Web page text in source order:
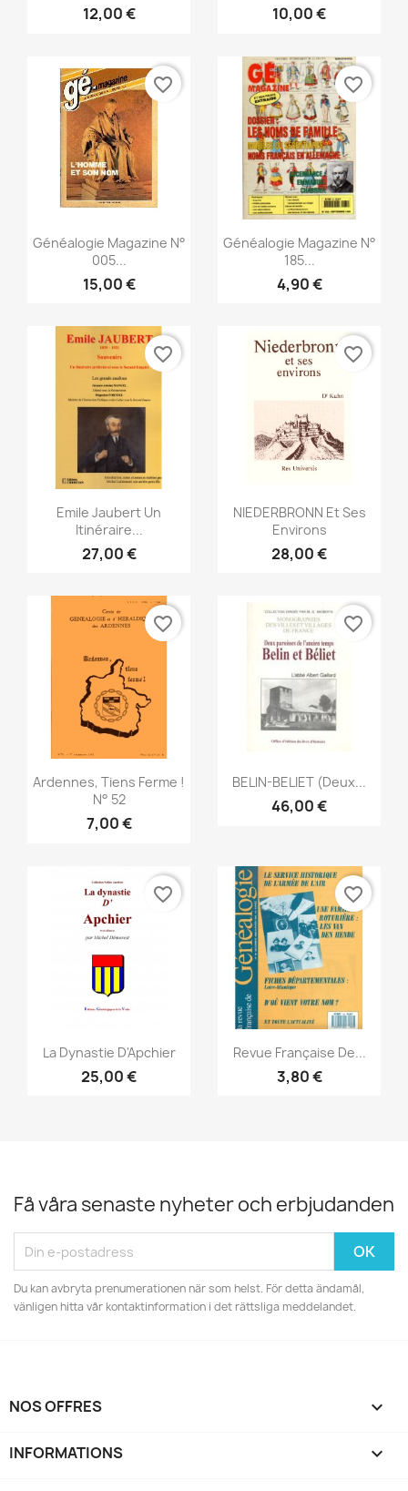
12,00 € 10,00 €
Snabbvy
Généalogie Magazine N°
005...
15,00 €
favorite_border
Snabbvy
Généalogie Magazine N°
185...
4,90 €
favorite_border
 Snabbvy
Emile Jaubert Un
Itinéraire...
27,00 €
favorite_border
Snabbvy
NIEDERBRONN Et Ses
Environs
28,00 €
favorite_border
Snabbvy
Ardennes, Tiens Ferme !
N° 52
7,00 €
favorite_border
Snabbvy
BELlN-BELIET (Deux...
46,00 €
favorite_border
Snabbvy
La Dynastie D'Apchier
25,00 €
favorite_border
Snabbvy
Revue Française De...
3,80 €
favorite_border
Få våra senaste nyheter och erbjudanden
Du kan avbryta prenumerationen när som helst. För detta ändamål,
vänligen hitta vår kontaktinformation i det rättsliga meddelandet.
NOS OFFRES 
INFORMATIONS 